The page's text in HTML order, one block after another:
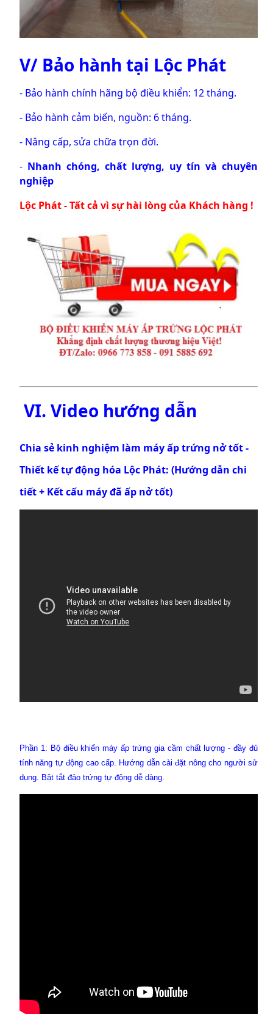
V/ Bảo hành tại Lộc Phát
- Bảo hành chính hãng bộ điều khiển: 12 tháng.
- Bảo hành cảm biến, nguồn: 6 tháng.
- Nâng cấp, sửa chữa trọn đời.
- Nhanh chóng, chất lượng, uy tín và chuyên
nghiệp
Lộc Phát - Tất cả vì sự hài lòng của Khách hàng !
VI. Video hướng dẫn
Chia sẻ kinh nghiệm làm máy ấp trứng nở tốt -
Thiết kế tự động hóa Lộc Phát: (Hướng dẫn chi
tiết + Kết cấu máy đã ấp nở tốt)
Phần 1: Bộ điều khiển máy ấp trứng gia cầm chất lượng - đầy đủ
tính năng tự động cao cấp. Hướng dẫn cài đặt nông cho người sử
dụng. Bật tắt đảo trứng tự động dễ dàng.